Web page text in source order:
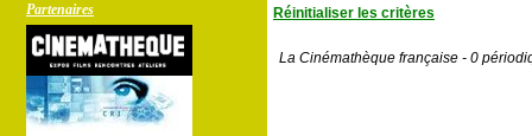
Partenaires
Réinitialiser les critères
La Cinémathèque française - 0